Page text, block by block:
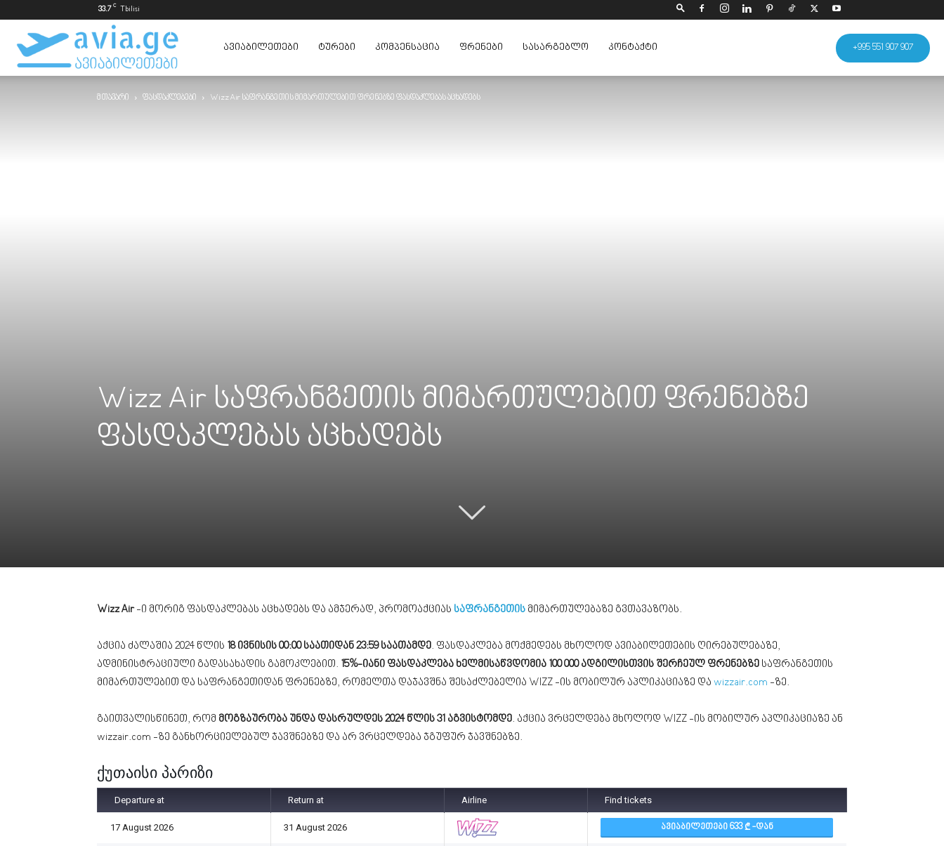
33.7 C Tbilisi
+995 551 907 907
ავიაბილეთები
ყველაზე
ᲐᲕᲘᲐᲑᲘᲚᲔᲗᲔᲑᲘ ᲢᲣᲠᲔᲑᲘ ᲙᲝᲛᲞᲔᲜᲡᲐᲪᲘᲐ ᲤᲠᲔᲜᲔᲑᲘ ᲡᲐᲡᲐᲠᲒᲔᲑᲚᲝ ᲙᲝᲜᲢᲐᲥᲢᲘ
მთავარი ფასდაკლებები Wizz Air საფრანგეთის მიმართულებით ფრენებზე ფასდაკლებას აცხადებს
Wizz Air საფრანგეთის მიმართულებით ფრენებზე
ფასდაკლებას აცხადებს
Wizz Air-ი მორიგ ფასდაკლებას აცხადებს და ამჯერად, პრომოაქციას საფრანგეთის მიმართულებაზე გვთავაზობს.
აქცია ძალაშია 2024 წლის 18 ივნისის 00:00 საათიდან 23:59 საათამდე. ფასდაკლება მოქმედებს მხოლოდ ავიაბილეთების ღირებულებაზე,
ადმინისტრაციული გადასახადის გამოკლებით. 15%-იანი ფასდაკლება ხელმისაწვდომია 100 000 ადგილისთვის შერჩეულ ფრენებზე საფრანგეთის
მიმართულებით და საფრანგეთიდან ფრენებზე, რომელთა დაჯავშნა შესაძლებელია WIZZ -ის მობილურ აპლიკაციაზე და wizzair.com -ზე.
გაითვალისწინეთ, რომ მოგზაურობა უნდა დასრულდეს 2024 წლის 31 აგვისტომდე. აქცია ვრცელდება მხოლოდ WIZZ -ის მობილურ აპლიკაციაზე ან
wizzair.com -ზე განხორციელებულ ჯავშნებზე და არ ვრცელდება ჯგუფურ ჯავშნებზე.
ქუთაისი პარიზი
Departure at Return at Airline Find tickets
17 August 2026 31 August 2026 ᲐᲕᲘᲐᲑᲘᲚᲔᲗᲔᲑᲘ 633 -ᲓᲐᲜ